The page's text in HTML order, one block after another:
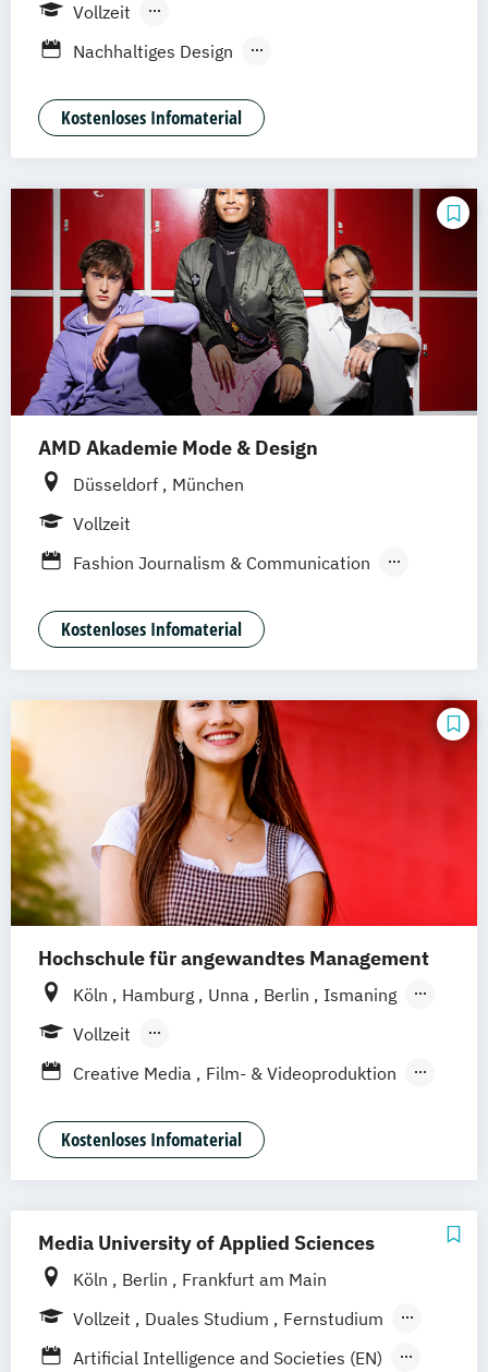
Vollzeit
Berufsbegleitendes Präsenzstudium
Nachhaltiges Design
Nachhaltiges Design Management
Nachhaltiges Design Management
Kostenloses Infomaterial
AMD Akademie Mode & Design
Düsseldorf
München
Vollzeit
Fashion Journalism & Communication
Industrie & Produkt Design
Interior Design
Kostenloses Infomaterial
Hochschule für angewandtes Management
Köln Hamburg Unna Berlin
Ismaning
Mannheim
Vollzeit
Berufsbegleitendes Präsenzstudium
Creative Media
Film- & Videoproduktion
Media Studies Medienmanagement
Medienpsychologie Musikproduktion
Kostenloses Infomaterial
Media University of Applied Sciences
Köln Berlin
Frankfurt am Main
Vollzeit
Duales Studium
Fernstudium
Berufsbegleitendes Präsenzstudium
Artificial Intelligence and Societies (EN)